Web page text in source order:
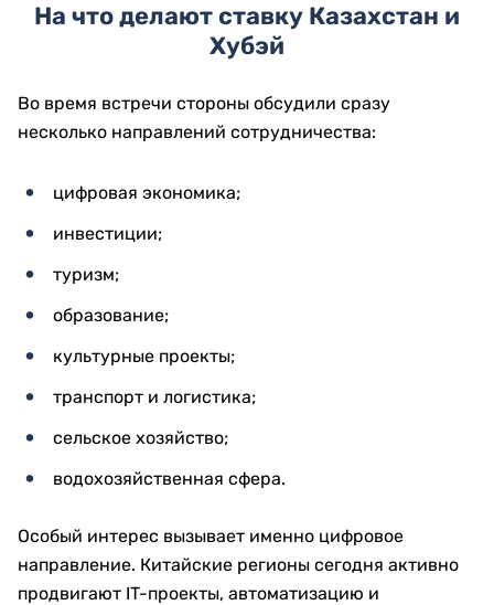
На что делают ставку Казахстан и
Хубэй
Во время встречи стороны обсудили сразу
несколько направлений сотрудничества:
цифровая экономика;
инвестиции;
туризм;
образование;
культурные проекты;
транспорт и логистика;
сельское хозяйство;
водохозяйственная сфера.
Особый интерес вызывает именно цифровое
направление. Китайские регионы сегодня активно
продвигают IT-проекты, автоматизацию и